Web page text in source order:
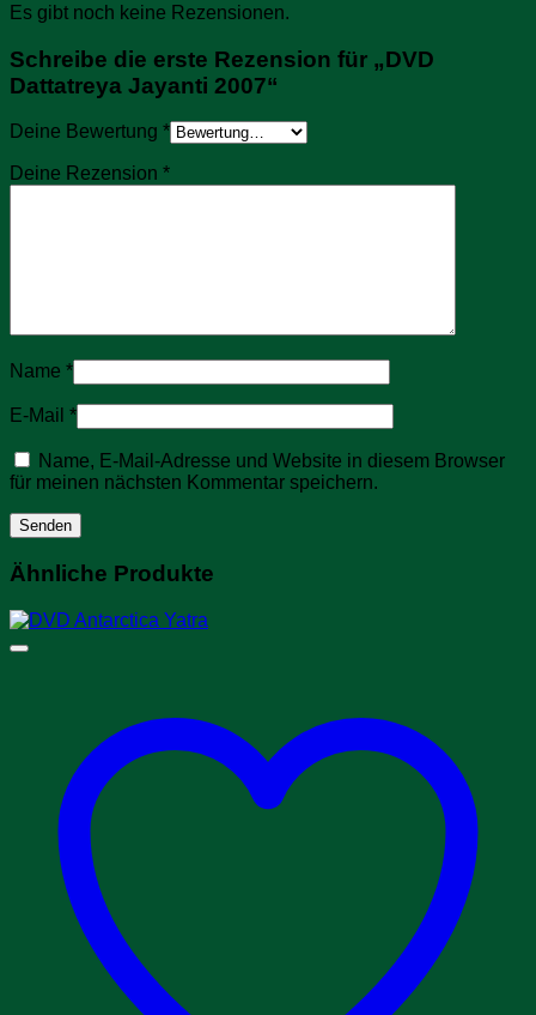
Es gibt noch keine Rezensionen.
Schreibe die erste Rezension für „DVD
Dattatreya Jayanti 2007“
Deine Bewertung *
Deine Rezension *
Name *
E-Mail *
Name, E-Mail-Adresse und Website in diesem Browser
für meinen nächsten Kommentar speichern.
Ähnliche Produkte